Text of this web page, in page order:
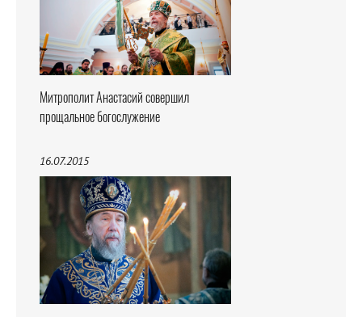
Митрополит Анастасий совершил
прощальное богослужение
16.07.2015